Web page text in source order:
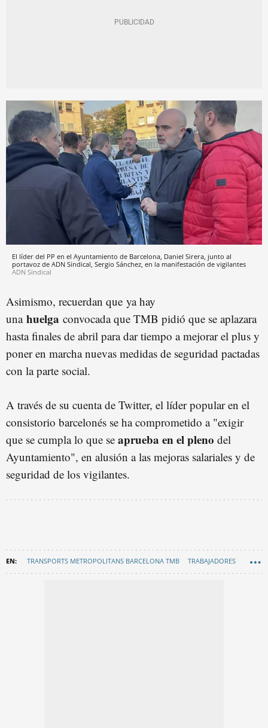
El líder del PP en el Ayuntamiento de Barcelona, Daniel Sirera, junto al
portavoz de ADN Sindical, Sergio Sánchez, en la manifestación de vigilantes
ADN Sindical
Asimismo, recuerdan que ya hay
una huelga convocada que TMB pidió que se aplazara
hasta finales de abril para dar tiempo a mejorar el plus y
poner en marcha nuevas medidas de seguridad pactadas
con la parte social.
A través de su cuenta de Twitter, el líder popular en el
consistorio barcelonés se ha comprometido a "exigir
que se cumpla lo que se aprueba en el pleno del
Ayuntamiento", en alusión a las mejoras salariales y de
seguridad de los vigilantes.
TRANSPORTS METROPOLITANS BARCELONA TMB TRABAJADORES